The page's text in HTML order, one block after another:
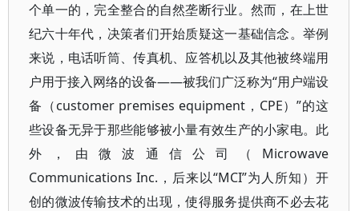
个单一的，完全整合的自然垄断行业。然而，在上世
纪六十年代，决策者们开始质疑这一基础信念。举例
来说，电话听筒、传真机、应答机以及其他被终端用
户用于接入网络的设备——被我们广泛称为“用户端设
备（customer premises equipment，CPE）”的这
些设备无异于那些能够被小量有效生产的小家电。此
外，由微波通信公司（Microwave
Communications Inc.，后来以“MCI”为人所知）开
创的微波传输技术的出现，使得服务提供商不必去花